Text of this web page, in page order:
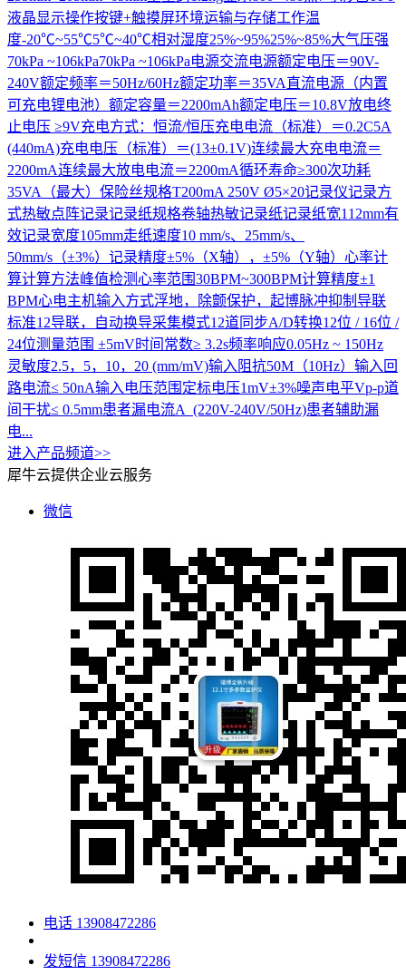
液晶显示操作按键+触摸屏环境运输与存储工作温
度-20℃~55℃5℃~40℃相对湿度25%~95%25%~85%大气压强
70kPa ~106kPa70kPa ~106kPa电源交流电源额定电压＝90V-
240V额定频率＝50Hz/60Hz额定功率＝35VA直流电源（内置
可充电锂电池）额定容量＝2200mAh额定电压＝10.8V放电终
止电压 ≥9V充电方式：恒流/恒压充电电流（标准）＝0.2C5A
(440mA)充电电压（标准）＝(13±0.1V)连续最大充电电流＝
2200mA连续最大放电电流＝2200mA循环寿命≥300次功耗
35VA（最大）保险丝规格T200mA 250V Ø5×20记录仪记录方
式热敏点阵记录记录纸规格卷轴热敏记录纸记录纸宽112mm有
效记录宽度105mm走纸速度10 mm/s、25mm/s、
50mm/s（±3%）记录精度±5%（X轴），±5%（Y轴）心率计
算计算方法峰值检测心率范围30BPM~300BPM计算精度±1
BPM心电主机输入方式浮地，除颤保护，起博脉冲抑制导联
标准12导联，自动换导采集模式12道同步A/D转换12位 / 16位 /
24位测量范围 ±5mV时间常数≥ 3.2s频率响应0.05Hz ~ 150Hz
灵敏度2.5，5，10，20 (mm/mV)输入阻抗50M（10Hz）输入回
路电流≤ 50nA输入电压范围定标电压1mV±3%噪声电平Vp-p道
间干扰≤ 0.5mm患者漏电流A (220V-240V/50Hz)患者辅助漏
电...
进入产品频道>>
犀牛云提供企业云服务
微信
电话 13908472286
发短信 13908472286